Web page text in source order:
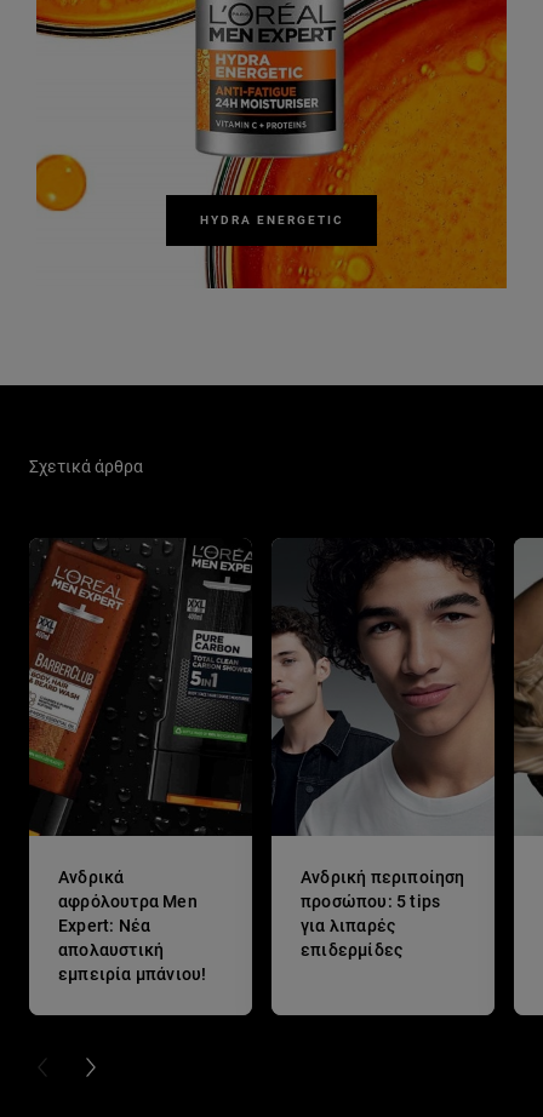
HYDRA ENERGETIC
Σχετικά άρθρα
Ανδρικά
αφρόλουτρα Men
Expert: Νέα
απολαυστική
εμπειρία μπάνιου!
Ανδρική περιποίηση
προσώπου: 5 tips
για λιπαρές
επιδερμίδες
PREVIOUS CARD
NEXT CARD